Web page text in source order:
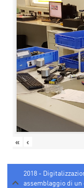
« ‹
2018 -
assemblaggio di